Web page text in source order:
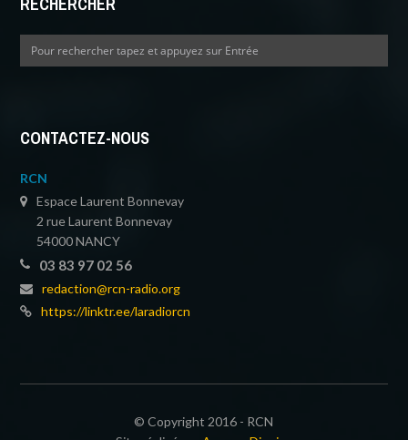
CONTACTEZ-NOUS
RCN
Espace Laurent Bonnevay
2 rue Laurent Bonnevay
54000 NANCY
03 83 97 02 56
redaction@rcn-radio.org
https://linktr.ee/laradiorcn
© Copyright 2016 - RCN